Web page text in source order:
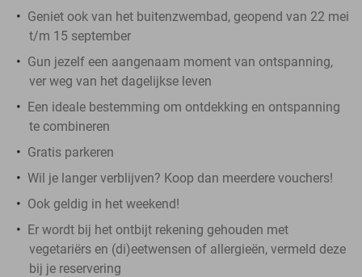
Geniet ook van het buitenzwembad, geopend van 22 mei
t/m 15 september
Gun jezelf een aangenaam moment van ontspanning,
ver weg van het dagelijkse leven
Een ideale bestemming om ontdekking en ontspanning
te combineren
Gratis parkeren
Wil je langer verblijven? Koop dan meerdere vouchers!
Ook geldig in het weekend!
Er wordt bij het ontbijt rekening gehouden met
vegetariërs en (di)eetwensen of allergieën, vermeld deze
bij je reservering